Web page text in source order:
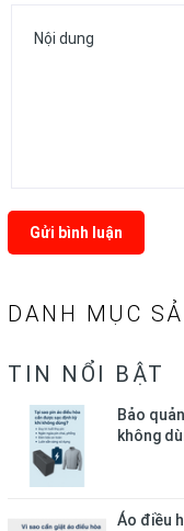
DANH MỤC
TIN NỔI BẬT
Bảo
không
Áo điều
Gửi bình luận